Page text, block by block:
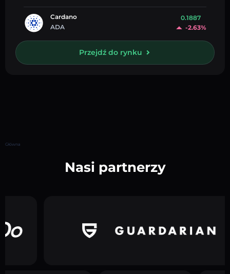
Cardano
ADA
0.1887
-2.63%
Przejdź do rynku
Główna
Nasi partnerzy